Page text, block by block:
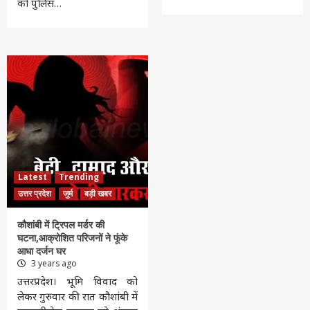
को पुलिस…
Latest
Trending
उत्तर प्रदेश
जुर्म बड़ी खबर
कौशांबी में ट्रिपल मर्डर की
घटना,आक्रोशित परिजनों ने फूंके
आधा दर्जन घर
3 years ago
उत्तरप्रदेश। भूमि विवाद को
लेकर गुरुवार की रात कौशांबी में